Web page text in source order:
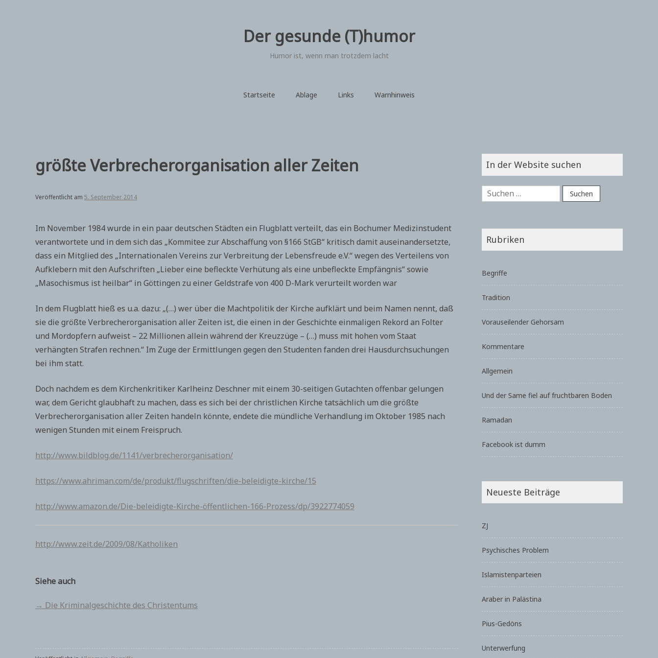
Der gesunde (T)humor
Humor ist, wenn man trotzdem lacht
Startseite Ablage Links Warnhinweis
größte Verbrecherorganisation aller Zeiten
Veröffentlicht am 5. September 2014
Im November 1984 wurde in ein paar deutschen Städten ein Flugblatt verteilt, das ein Bochumer Medizinstudent
verantwortete und in dem sich das „Kommitee zur Abschaffung von §166 StGB“ kritisch damit auseinandersetzte,
dass ein Mitglied des „Internationalen Vereins zur Verbreitung der Lebensfreude e.V.“ wegen des Verteilens von
Aufklebern mit den Aufschriften „Lieber eine befleckte Verhütung als eine unbefleckte Empfängnis“ sowie
„Masochismus ist heilbar“ in Göttingen zu einer Geldstrafe von 400 D-Mark verurteilt worden war
In dem Flugblatt hieß es u.a. dazu: „(…) wer über die Machtpolitik der Kirche aufklärt und beim Namen nennt, daß
sie die größte Verbrecherorganisation aller Zeiten ist, die einen in der Geschichte einmaligen Rekord an Folter
und Mordopfern aufweist – 22 Millionen allein während der Kreuzzüge – (…) muss mit hohen vom Staat
verhängten Strafen rechnen.“ Im Zuge der Ermittlungen gegen den Studenten fanden drei Hausdurchsuchungen
bei ihm statt.
Doch nachdem es dem Kirchenkritiker Karlheinz Deschner mit einem 30-seitigen Gutachten offenbar gelungen
war, dem Gericht glaubhaft zu machen, dass es sich bei der christlichen Kirche tatsächlich um die größte
Verbrecherorganisation aller Zeiten handeln könnte, endete die mündliche Verhandlung im Oktober 1985 nach
wenigen Stunden mit einem Freispruch.
http://www.bildblog.de/1141/verbrecherorganisation/
https://www.ahriman.com/de/produkt/flugschriften/die-beleidigte-kirche/15
http://www.amazon.de/Die-beleidigte-Kirche-öffentlichen-166-Prozess/dp/3922774059
http://www.zeit.de/2009/08/Katholiken
Siehe auch
→ Die Kriminalgeschichte des Christentums
In der Website suchen
Suchen
nach:
Rubriken
Begriffe
Tradition
Vorauseilender Gehorsam
Kommentare
Allgemein
Und der Same fiel auf fruchtbaren Boden
Ramadan
Facebook ist dumm
Neueste Beiträge
ZJ
Psychisches Problem
Islamistenparteien
Araber in Palästina
Pius-Gedöns
Unterwerfung